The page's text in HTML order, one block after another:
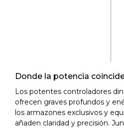
Donde la potencia
Los potentes controladores
ofrecen graves profundos y
los armazones exclusivos y
añaden claridad y precisión.